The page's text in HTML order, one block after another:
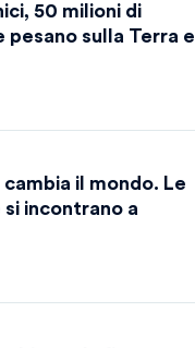
50 milioni di
sulla Terra e
cambia il mondo. Le
incontrano a